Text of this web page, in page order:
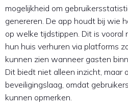
mogelijkheid om
genereren. De app houdt bij wie
op welke tijdstippen. Dit is vooral
hun huis verhuren via platforms
kunnen zien wanneer gasten
Dit biedt niet alleen inzicht, maar
beveiligingslaag, omdat
kunnen opmerken.